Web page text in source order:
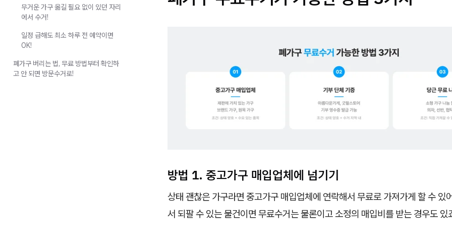
방법 1. 중고가구 매입업체에 넘기기
상태 괜찮은 가구라면 중고가구 매입업체에 연락해서 무료로 가져가게 할 수 있
서 되팔 수 있는 물건이면 무료수거는 물론이고 소정의 매입비를 받는 경우도 있
무거운 가구 옮길 필요 없이 있던 자리
에서 수거!
일정 급해도 최소 하루 전 예약이면
OK!
폐가구 버리는 법, 무료 방법부터 확인하
고 안 되면 방문수거로!